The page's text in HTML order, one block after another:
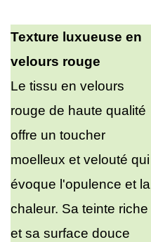
Texture luxueuse en
velours rouge
Le tissu en velours
rouge de haute qualité
offre un toucher
moelleux et velouté qui
évoque l'opulence et la
chaleur. Sa teinte riche
et sa surface douce